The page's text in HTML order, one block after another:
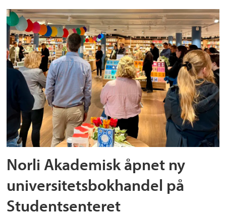
Norli Akademisk åpnet ny
universitetsbokhandel på
Studentsenteret